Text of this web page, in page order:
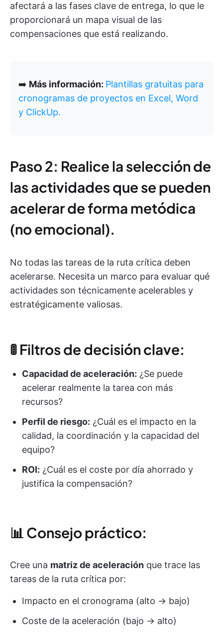
afectará a las fases clave de entrega, lo que le
proporcionará un mapa visual de las
compensaciones que está realizando.
➡️ Más información: Plantillas gratuitas para
cronogramas de proyectos en Excel, Word
y ClickUp.
Paso 2: Realice la selección de
las actividades que se pueden
acelerar de forma metódica
(no emocional).
No todas las tareas de la ruta crítica deben
acelerarse. Necesita un marco para evaluar qué
actividades son técnicamente acelerables y
estratégicamente valiosas.
🚦 Filtros de decisión clave:
Capacidad de aceleración: ¿Se puede
acelerar realmente la tarea con más
recursos?
Perfil de riesgo: ¿Cuál es el impacto en la
calidad, la coordinación y la capacidad del
equipo?
ROI: ¿Cuál es el coste por día ahorrado y
justifica la compensación?
📊 Consejo práctico:
Cree una matriz de aceleración que trace las
tareas de la ruta crítica por:
Impacto en el cronograma (alto → bajo)
Coste de la aceleración (bajo → alto)